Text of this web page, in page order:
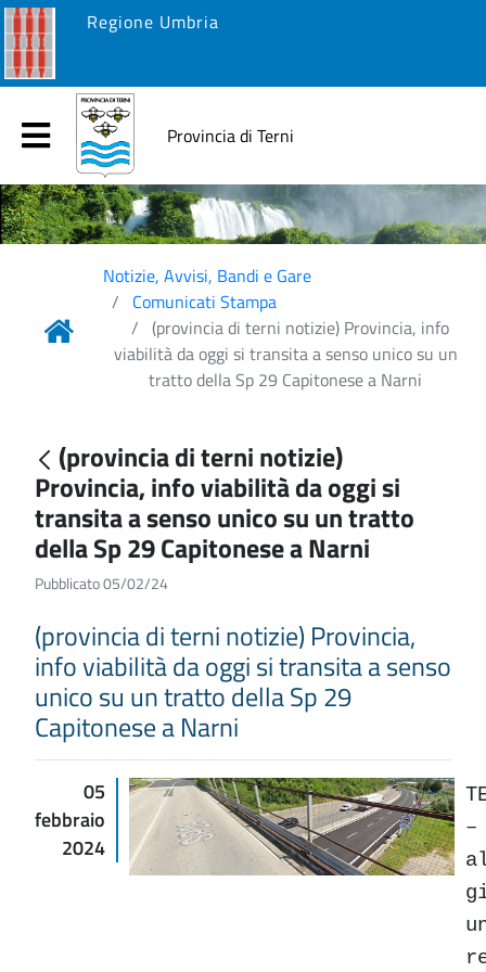
Regione Umbria
Provincia di Terni
Notizie, Avvisi, Bandi e Gare
Comunicati Stampa
(provincia di terni notizie) Provincia, info
viabilità da oggi si transita a senso unico su un
tratto della Sp 29 Capitonese a Narni
(provincia di terni notizie)
Provincia, info viabilità da oggi si
transita a senso unico su un tratto
della Sp 29 Capitonese a Narni
Pubblicato 05/02/24
(provincia di terni notizie) Provincia,
info viabilità da oggi si transita a senso
unico su un tratto della Sp 29
Capitonese a Narni
05
febbraio
2024
–